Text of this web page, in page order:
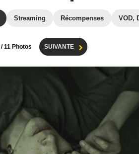
Streaming Récompenses VOD,
/ 11 Photos SUIVANTE